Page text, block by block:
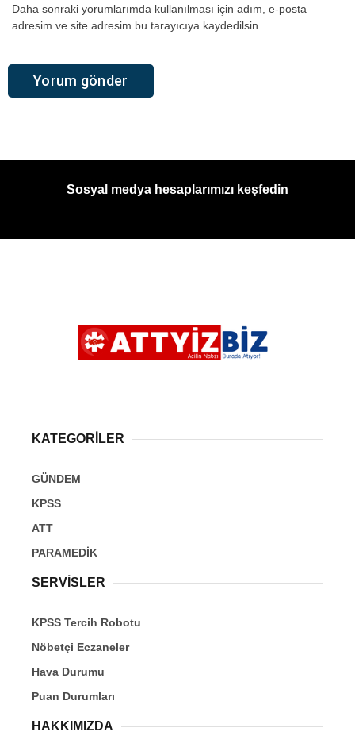
Daha sonraki yorumlarımda kullanılması için adım, e-posta
adresim ve site adresim bu tarayıcıya kaydedilsin.
Sosyal medya hesaplarımızı keşfedin
KATEGORİLER
GÜNDEM
KPSS
ATT
PARAMEDİK
SERVİSLER
KPSS Tercih Robotu
Nöbetçi Eczaneler
Hava Durumu
Puan Durumları
HAKKIMIZDA